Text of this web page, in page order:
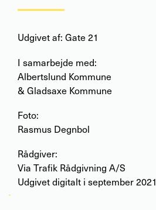
Udgivet af: Gate 21
I samarbejde med:
Albertslund Kommune
& Gladsaxe Kommune
Foto:
Rasmus Degnbol
Rådgiver:
Via Trafik Rådgivning A/S
Udgivet digitalt i september 2021